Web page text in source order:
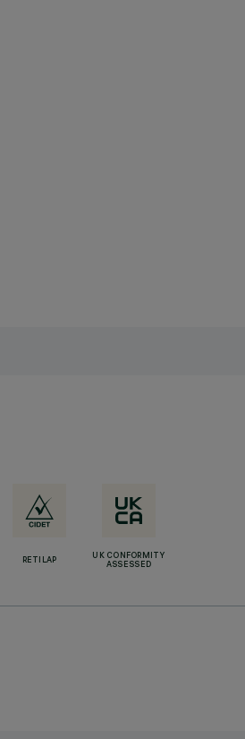
RETILAP
UK CONFORMITY
ASSESSED